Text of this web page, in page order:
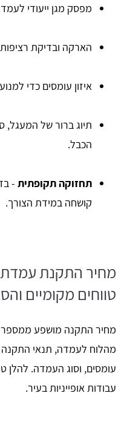
מפסק מגן ייעודי
הארקה ובדיקת
איזון עומסים כדי
תיוג ברור של המעגל,
הכבל.
תחזוקה תקופתית -
קושחה במידת הצורך.
מחיר התקנת עמדת
טווחים מקומיים
מחיר התקנה מושפע
מהלוח לעמדה, תנאי התקנה
עומסים, וסוג העמדה. להלן
עבודות אופייניות בעיר.